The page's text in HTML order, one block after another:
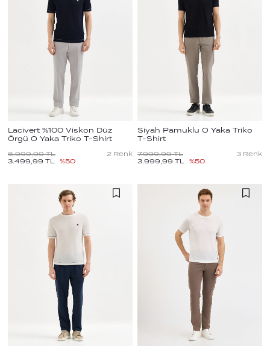
Lacivert %100 Viskon Düz
Örgü O Yaka Triko T-Shirt
6.999,99 TL
3.499,99 TL %50
2 Renk
Siyah Pamuklu O Yaka Triko
T-Shirt
7.999,99 TL
3.999,99 TL %50
3 Renk